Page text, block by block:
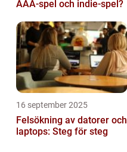
AAA-spel och indie-spel?
16 september 2025
Felsökning av datorer och
laptops: Steg för steg